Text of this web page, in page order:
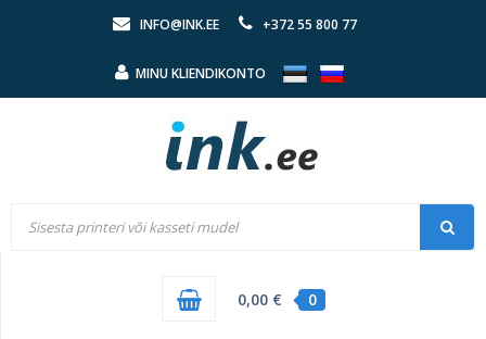
INFO@INK.EE +372 55 800 77
MINU KLIENDIKONTO
0
0,00 €